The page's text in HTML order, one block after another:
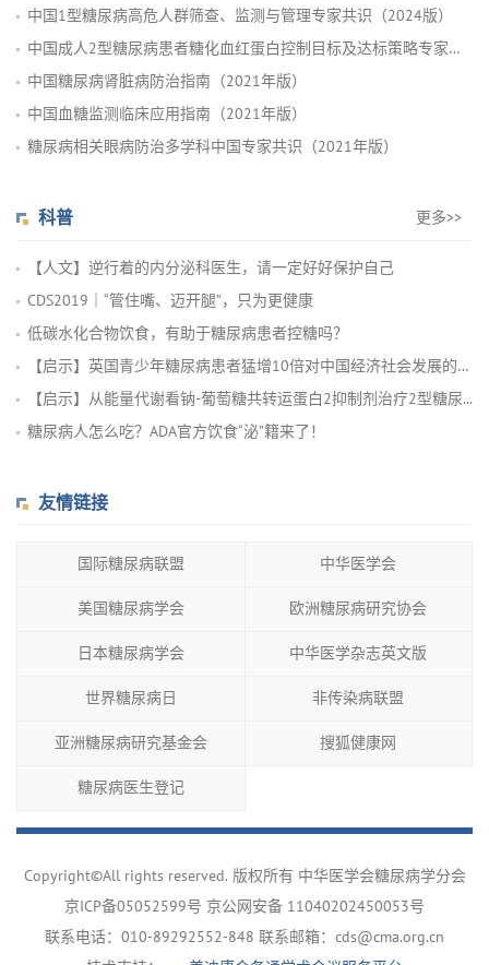
中国1型糖尿病高危人群筛查、监测与管理专家共识（2024版）
中国成人2型糖尿病患者糖化血红蛋白控制目标及达标策略专家共识
中国糖尿病肾脏病防治指南（2021年版）
中国血糖监测临床应用指南（2021年版）
糖尿病相关眼病防治多学科中国专家共识（2021年版）
科普 更多>>
【人文】逆行着的内分泌科医生，请一定好好保护自己
CDS2019｜“管住嘴、迈开腿”，只为更健康
低碳水化合物饮食，有助于糖尿病患者控糖吗？
【启示】英国青少年糖尿病患者猛增10倍对中国经济社会发展的启...
【启示】从能量代谢看钠-葡萄糖共转运蛋白2抑制剂治疗2型糖尿...
糖尿病人怎么吃？ADA官方饮食“泌”籍来了！
友情链接
国际糖尿病联盟 中华医学会
美国糖尿病学会 欧洲糖尿病研究协会
日本糖尿病学会 中华医学杂志英文版
世界糖尿病日 非传染病联盟
亚洲糖尿病研究基金会 搜狐健康网
糖尿病医生登记
Copyright©All rights reserved. 版权所有 中华医学会糖尿病学分会
京ICP备05052599号 京公网安备 11040202450053号
联系电话：010-89292552-848 联系邮箱：cds@cma.org.cn